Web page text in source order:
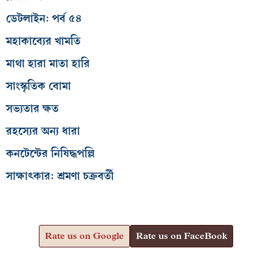
ডেটলাইন: পর্ব ৫৪
মহাকাব্যের খামতি
মাথা হারা মাতা হারি
সাংস্কৃতিক বোমা
সভ্যতার ক্ষত
রহস্যের অন্য ধারা
কনটেন্টের নিষিদ্ধপল্লি
সাক্ষাৎকার: শ্রমণা চক্রবর্তী
Rate us on Google Rate us on FaceBook